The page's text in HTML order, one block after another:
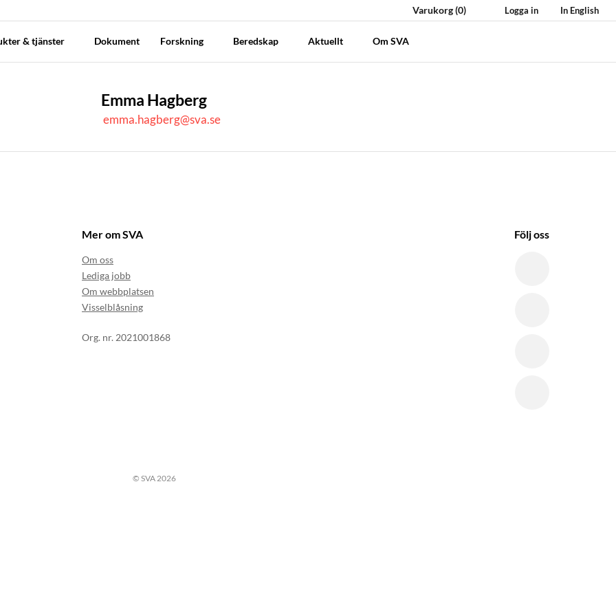
Varukorg(0) Logga in In English
& tjänster Dokument Forskning Beredskap Aktuellt Om SVA
Emma Hagberg
emma.hagberg@sva.se
Mer om SVA
Om oss
Lediga jobb
Om webbplatsen
Visselblåsning
Org. nr. 2021001868
Följ oss
© SVA 2026